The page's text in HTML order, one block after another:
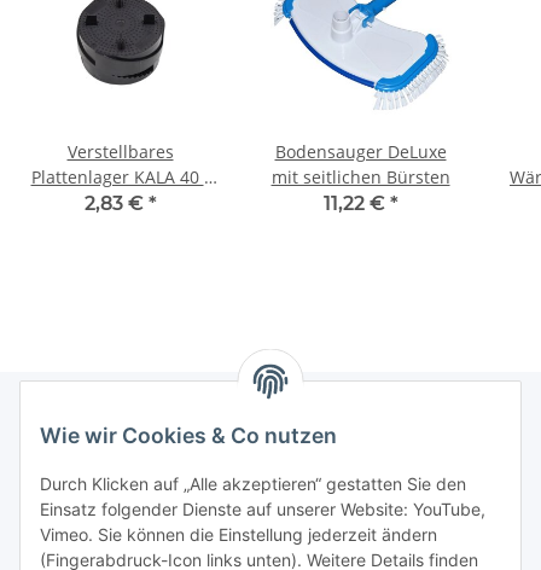
Wie wir Cookies & Co nutzen
Durch Klicken auf „Alle akzeptieren“ gestatten Sie den
Einsatz folgender Dienste auf unserer Website: YouTube,
Vimeo. Sie können die Einstellung jederzeit ändern
(Fingerabdruck-Icon links unten). Weitere Details finden
Verstellbares
Plattenlager KALA 40 -
70 mm
2,83 € *
Bodensauger DeLuxe
mit seitlichen Bürsten
11,22 € *
Gesetzliche Informationen